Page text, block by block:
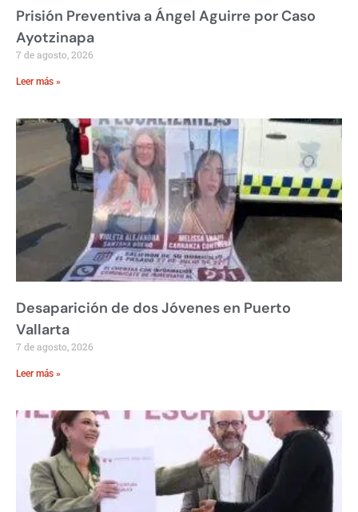
Prisión Preventiva a Ángel Aguirre por Caso
Ayotzinapa
7 de agosto, 2026
Leer más »
Desaparición de dos Jóvenes en Puerto
Vallarta
7 de agosto, 2026
Leer más »